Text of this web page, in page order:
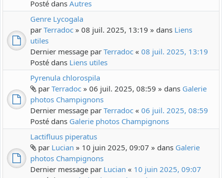
Posté dans Autres
Genre Lycogala
par Terradoc » 08 juil. 2025, 13:19 » dans Liens
utiles
Dernier message par Terradoc « 08 juil. 2025, 13:19
Posté dans Liens utiles
Pyrenula chlorospila
par Terradoc » 06 juil. 2025, 08:59 » dans Galerie
photos Champignons
Dernier message par Terradoc « 06 juil. 2025, 08:59
Posté dans Galerie photos Champignons
Lactifluus piperatus
par Lucian » 10 juin 2025, 09:07 » dans Galerie
photos Champignons
Dernier message par Lucian « 10 juin 2025, 09:07